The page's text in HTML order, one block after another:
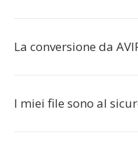
La conversione da
I miei file sono al